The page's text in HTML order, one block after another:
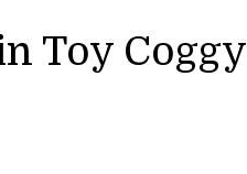
Toy Coggy